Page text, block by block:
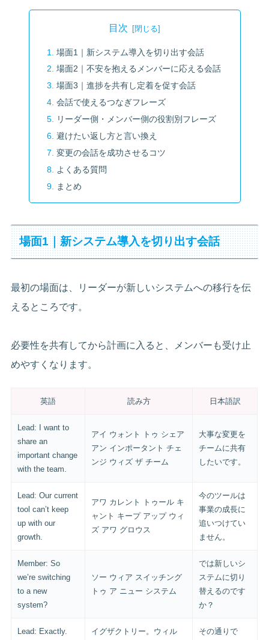
目次
場面1｜新システム導入を切り出す会話
場面2｜不安を抱えるメンバーに応える会話
場面3｜進捗を共有し定着を促す会話
会話で使えるつなぎフレーズ
リーダー側・メンバー側の役割別フレーズ
避けたい返し方と言い換え
変更の会話を成功させるコツ
よくある質問
まとめ
場面1｜新システム導入を切り出す会話
最初の場面は、リーダーが新しいシステムへの移行を伝
えるところです。
必要性を共有してから計画に入ると、メンバーも受け止
めやすくなります。
英語 読み方 日本語訳
Lead: I want to
share an
important change
with the team.
アイ ウォント トゥ シェア
アン インポータント チェ
ンジ ウィズ ザ チーム
大事な変更を
チームに共有
したいです。
Lead: Our current
tool can’t keep
up with our
growth.
アワ カレント トゥール キ
ャント キープ アップ ウィ
ズ アワ グロウス
今のツールは
事業の成長に
追いつけてい
ません。
Member: So
we’re switching
to a new
system?
ソー ウィア スイッチング
トゥ ア ニュー システム
では新しいシ
ステムに切り
替えるのです
か？
Lead: Exactly.
イグザクトリー。ウィル
その通りで